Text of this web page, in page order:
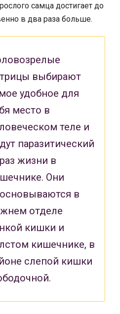
самца достигает до
в два раза больше.
выбирают
удобное для
место в
теле и
паразитический
жизни в
Они
в
отделе
кишки и
кишечнике, в
слепой кишки